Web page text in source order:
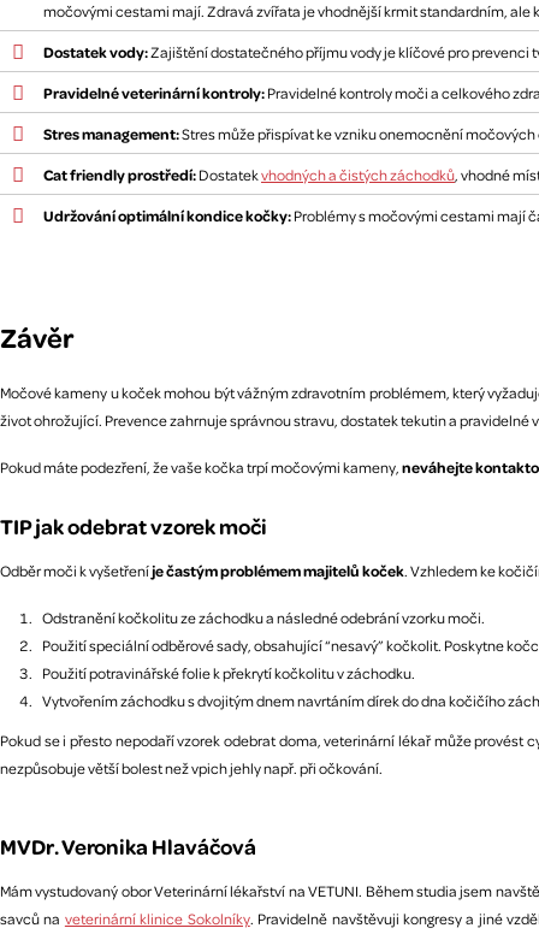
močovými cestami mají. Zdravá zvířata je vhodnější krmit standardním, ale
Dostatek vody:Zajištění dostatečného příjmu vody je klíčové pro
Pravidelné veterinární kontroly:Pravidelné kontroly moči a celkového
Stres management:Stres může přispívat ke vzniku onemocnění
Cat friendly prostředí:Dostatekvhodných a čistých záchodků , vhodné
Udržování optimální kondice kočky:Problémy s močovými cestami mají
Závěr
Močové kameny u koček mohou být vážným zdravotním problémem, který
život ohrožující. Prevence zahrnuje správnou stravu, dostatek tekutin a pravidelné
Pokud máte podezření, že vaše kočka trpí močovými kameny, neváhejte
TIP jak odebrat vzorek moči
Odběr moči k vyšetřeníje častým problémem majitelů koček. Vzhledem ke
Odstranění kočkolitu ze záchodku a následné odebrání vzorku moči.
Použití speciální odběrové sady, obsahující “nesavý” kočkolit. Poskytne
Použití potravinářské folie k překrytí kočkolitu v záchodku.
Vytvořením záchodku s dvojitým dnem navrtáním dírek do dna kočičího
Pokud se i přesto nepodaří vzorek odebrat doma, veterinární lékař může
nezpůsobuje větší bolest než vpich jehly např. při očkování.
MVDr. Veronika Hlaváčová
Mám vystudovaný obor Veterinární lékařství na VETUNI. Během studia jsem
savců na veterinární klinice Sokolníky. Pravidelně navštěvuji kongresy a jiné